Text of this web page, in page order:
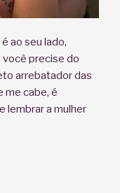
ao seu lado,
você precise do
arrebatador das
me cabe, é
lembrar a mulher